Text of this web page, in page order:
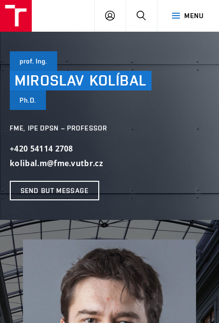
MENU
LOG
SEARCH
prof. Ing.
MIROSLAV KOLÍBAL
Ph.D.
FME, IPE DPSN – PROFESSOR
+420 54114 2708
kolibal.m@fme.vutbr.cz
SEND BUT MESSAGE